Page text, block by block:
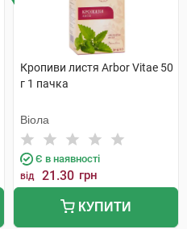
Кропиви листя Arbor Vitae 50
г 1 пачка
Віола
Є в наявності
від 21.30 грн
КУПИТИ